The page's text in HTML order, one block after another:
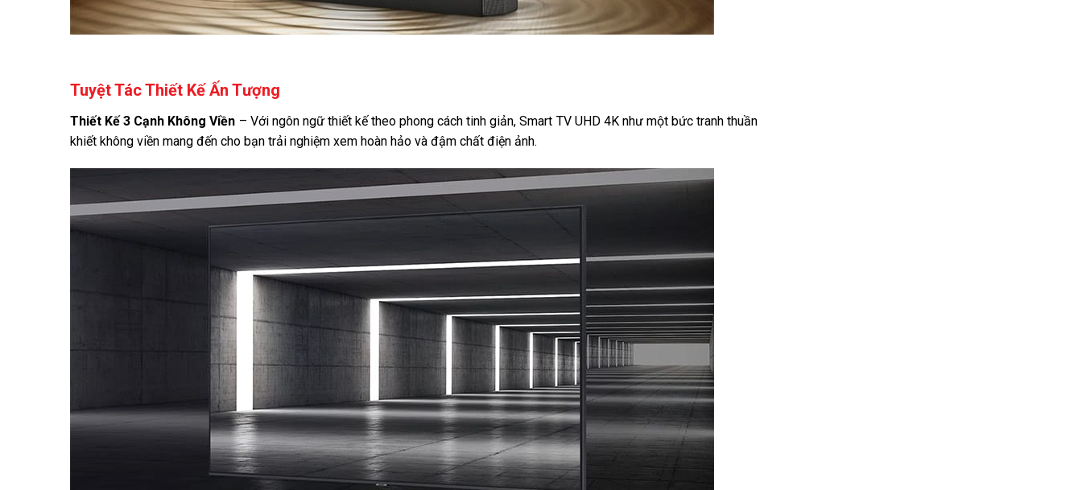
Tuyệt Tác Thiết Kế Ấn Tượng
Thiết Kế 3 Cạnh Không Viền – Với ngôn ngữ thiết kế theo phong cách tinh giản, Smart TV UHD 4K như một bức tranh thuần
khiết không viền mang đến cho bạn trải nghiệm xem hoàn hảo và đậm chất điện ảnh.